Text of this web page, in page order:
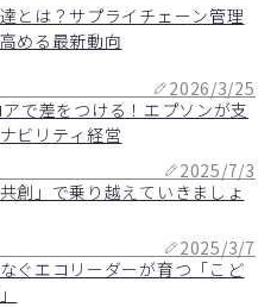
とは？サプライチェーン管理
める最新動向
2026/3/25
で差をつける！エプソンが支
ビリティ経営
2025/7/3
創」で乗り越えていきましょ
2025/3/7
ぐエコリーダーが育つ「こど